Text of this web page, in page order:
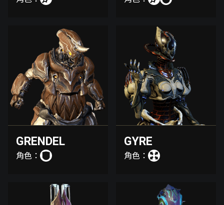
GRENDEL
角色：
GYRE
角色：